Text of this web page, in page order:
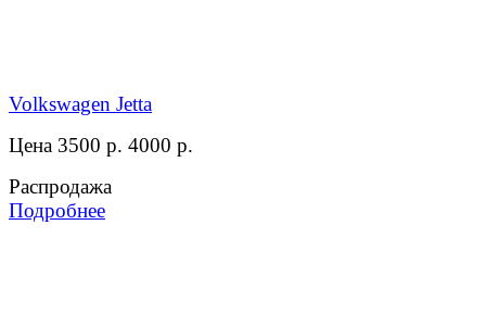
Volkswagen Jetta
Цена 3500 р. 4000 р.
Распродажа
Подробнее